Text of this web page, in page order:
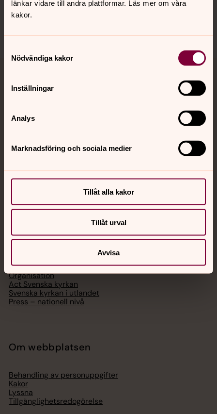
länkar vidare till andra plattformar. Läs mer om våra
kakor.
Nödvändiga kakor
Inställningar
Analys
Marknadsföring och sociala medier
Tillåt alla kakor
Tillåt urval
Avvisa
Sociala kanaler
med en präst på kvällar och nätter.
Digitalt brev
Svenska kyrkan
Hitta församling
Ge en gåva
Organisation
Act Svenska kyrkan
Svenska kyrkan i utlandet
Press – nationell nivå
Om webbplatsen
Behandling av personuppgifter
Kakor
Lyssna
Tillgänglighetsredogörelse